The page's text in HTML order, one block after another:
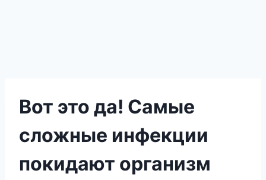
Вот это да! Самые
сложные инфекции
покидают организм